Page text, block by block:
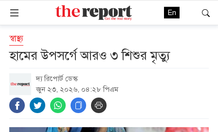
En
স্বাস্থ্য
হামের উপসর্গে আরও ৩ শিশুর মৃত্যু
দ্য রিপোর্ট ডেস্ক
জুন ২৩, ২০২৬, ০৪:২৮ পিএম